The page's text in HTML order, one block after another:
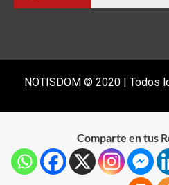
NOTISDOM © 2020 | Todos
Comparte en tus